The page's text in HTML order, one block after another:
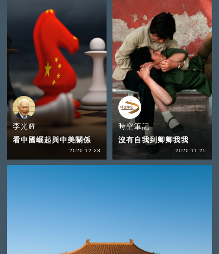
李光耀
看中國崛起與中美關係
2020-12-28
時空筆記
沒有自我到卿卿我我
2020-11-25